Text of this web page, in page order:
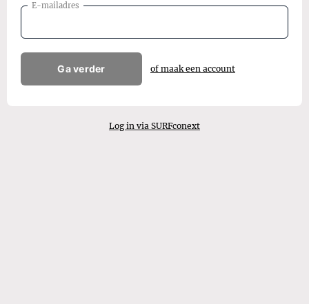
E-mailadres
Ga verder of maak een account
Log in via SURFconext